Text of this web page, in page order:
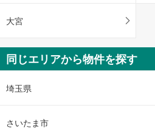
大宮
同じエリアから物件を探す
埼玉県
さいたま市